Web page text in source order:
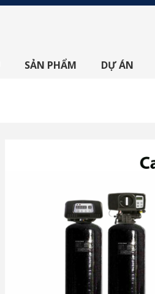
SẢN PHẨM DỰ ÁN